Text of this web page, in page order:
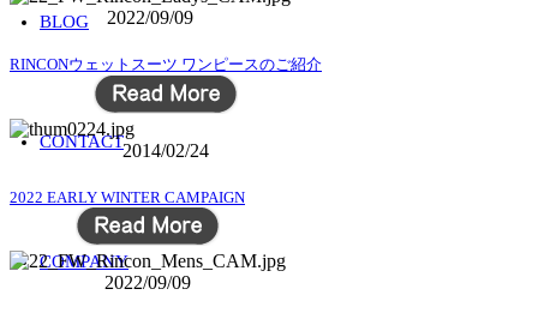
BLOG
CONTACT
COMPANY
2022/09/09
RINCONウェットスーツ ワンピースのご紹介
2014/02/24
2022 EARLY WINTER CAMPAIGN
2022/09/09